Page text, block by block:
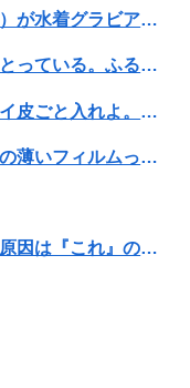
【画像】小倉ゆうか（元・小倉優香）が水着グラビア復帰ｗｗｗｗｗ
冷凍庫パンパン問題がずっと付きまとっている。ふるさと納税も頼みたいけれど入れる場所がない
【警告】社会人「スムージーにキウイ皮ごと入れよ。これ美容にいいんだよね〜」→ 結果…
ホリエモン「面接でさ、納豆パックの薄いフィルムって何のために入っていの？って聞くわけ」
【速報】熊本イオンモール、爆発の原因は『これ』の可能性